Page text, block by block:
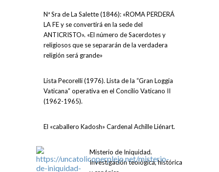
Nª Sra de La Salette (1846): «ROMA PERDERÁ
LA FE y se convertirá en la sede del
ANTICRISTO». «El número de Sacerdotes y
religiosos que se separarán de la verdadera
religión será grande»
Lista Pecorelli (1976). Lista de la “Gran Loggia
Vaticana” operativa en el Concilio Vaticano II
(1962-1965).
El «caballero Kadosh» Cardenal Achille Liénart.
Misterio de Iniquidad.
Investigación teológica, histórica